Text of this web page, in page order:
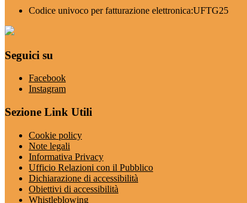
Codice univoco per fatturazione elettronica:UFTG25
Seguici su
Facebook
Instagram
Sezione Link Utili
Cookie policy
Note legali
Informativa Privacy
Ufficio Relazioni con il Pubblico
Dichiarazione di accessibilità
Obiettivi di accessibilità
Whistleblowing